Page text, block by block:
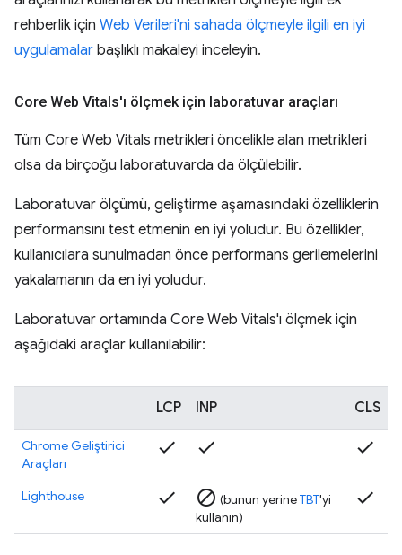
rehberlik için Web Verileri'ni sahada ölçmeyle ilgili en iyi
uygulamalar başlıklı makaleyi inceleyin.
Core Web Vitals'ı ölçmek için laboratuvar araçları
Tüm Core Web Vitals metrikleri öncelikle alan metrikleri
olsa da birçoğu laboratuvarda da ölçülebilir.
Laboratuvar ölçümü, geliştirme aşamasındaki özelliklerin
performansını test etmenin en iyi yoludur. Bu özellikler,
kullanıcılara sunulmadan önce performans gerilemelerini
yakalamanın da en iyi yoludur.
Laboratuvar ortamında Core Web Vitals'ı ölçmek için
aşağıdaki araçlar kullanılabilir:
LCP INP CLS
Chrome Geliştirici
Araçları
check check check
Lighthouse check block (bunun yerineTBT'yi
kullanın)
check